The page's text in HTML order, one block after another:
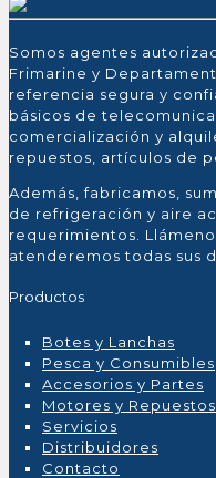
Somos agentes
Frimarine y
referencia segura y
básicos de
comercialización y
repuestos, artículos de
Además, fabricamos,
de refrigeración y aire
requerimientos.
atenderemos todas sus
Productos
Botes y Lanchas
Pesca y Consumibles
Accesorios y Partes
Motores y Repuestos
Servicios
Distribuidores
Contacto